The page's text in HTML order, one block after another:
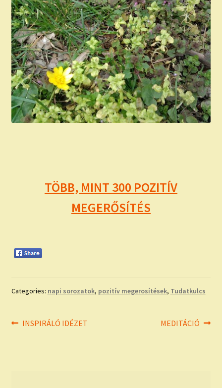
TÖBB, MINT 300 POZITÍV
MEGERŐSÍTÉS
Categories: napi sorozatok, pozitív megerosítések, Tudatkulcs
Bejegyzés
Previous
INSPIRÁLÓ IDÉZET
Next
MEDITÁCIÓ